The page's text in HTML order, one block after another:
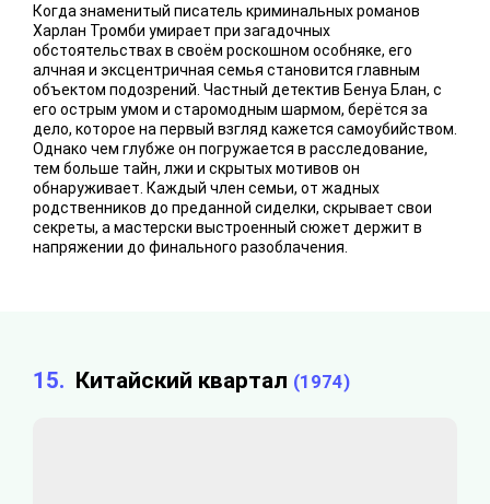
Когда знаменитый писатель криминальных романов
Харлан Тромби умирает при загадочных
обстоятельствах в своём роскошном особняке, его
алчная и эксцентричная семья становится главным
объектом подозрений. Частный детектив Бенуа Блан, с
его острым умом и старомодным шармом, берётся за
дело, которое на первый взгляд кажется самоубийством.
Однако чем глубже он погружается в расследование,
тем больше тайн, лжи и скрытых мотивов он
обнаруживает. Каждый член семьи, от жадных
родственников до преданной сиделки, скрывает свои
секреты, а мастерски выстроенный сюжет держит в
напряжении до финального разоблачения.
15. Китайский квартал (1974)